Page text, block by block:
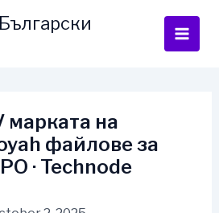
марката на
файлове за
· Technode